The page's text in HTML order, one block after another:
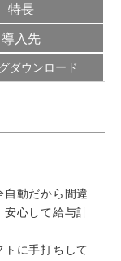
特長
導入先
ダウンロード
動だから間違
安心して給与計
トに手打ちして